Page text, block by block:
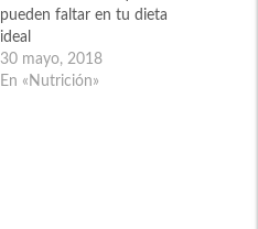
pueden faltar en tu dieta
ideal
30 mayo, 2018
En «Nutrición»